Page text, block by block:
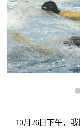
10月26日下午，我